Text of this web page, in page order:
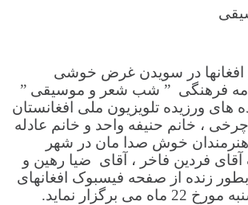
افغانها در سویدن غرض خوشی
فرهنگی ” شب شعر و موسیقی ”
های ورزیده تلویزیون ملی افغانستان
، خانم حنیفه واحد و خانم عادله
هنرمندان خوش صدا مان در شهر
آقای فردین فاخر ، آقای ضیا رهین و
زنده از صفحه فیسبوک افغانهای
برگزار نماید.